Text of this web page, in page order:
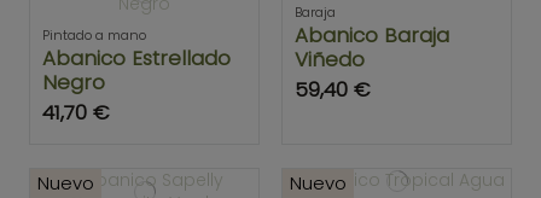
Pintado a mano
Abanico Estrellado
Negro
41,70 €
Baraja
Abanico Baraja
Viñedo
59,40 €
Nuevo Nuevo